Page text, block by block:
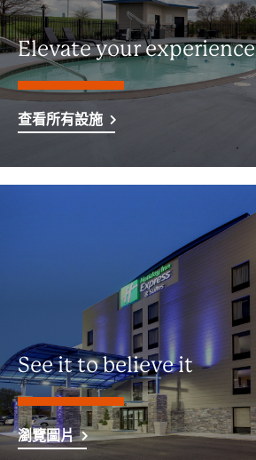
Elevate your experience
查看所有設施
See it to believe it
瀏覽圖片